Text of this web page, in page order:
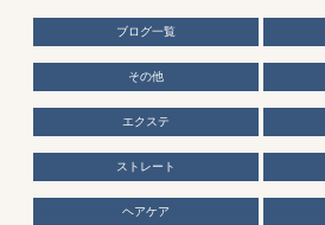
ブログ一覧
その他
エクステ
ストレート
ヘアケア